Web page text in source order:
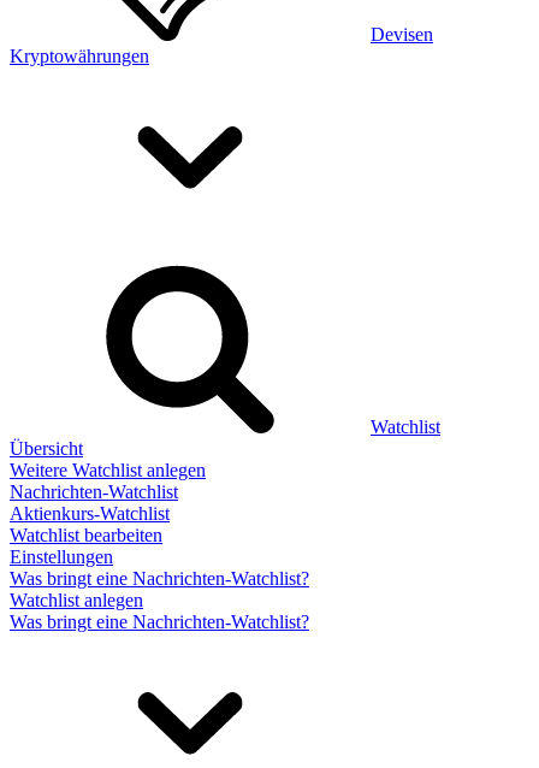
Devisen
Kryptowährungen
Watchlist
Übersicht
Weitere Watchlist anlegen
Nachrichten-Watchlist
Aktienkurs-Watchlist
Watchlist bearbeiten
Einstellungen
Was bringt eine Nachrichten-Watchlist?
Watchlist anlegen
Was bringt eine Nachrichten-Watchlist?